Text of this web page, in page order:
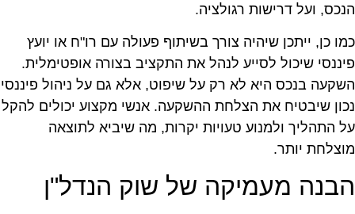
ועל דרישות רגולציה.
כן, ייתכן שיהיה צורך בשיתוף פעולה עם רו"ח או יועץ
שיכול לסייע לנהל את התקציב בצורה אופטימלית.
בנכס היא לא רק על שיפוט, אלא גם על ניהול פיננסי
שיבטיח את הצלחת ההשקעה. אנשי מקצוע יכולים להקל
התהליך ולמנוע טעויות יקרות, מה שיביא לתוצאה
יותר.
מעמיקה של שוק הנדל"ן